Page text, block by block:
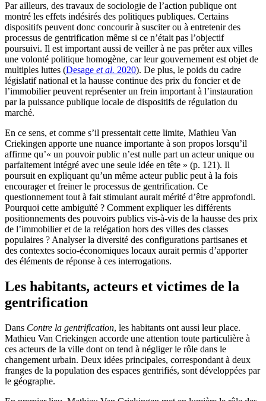
Par ailleurs, des travaux de sociologie de l’action publique ont
montré les effets indésirés des politiques publiques. Certains
dispositifs peuvent donc concourir à susciter ou à entretenir des
processus de gentrification même si ce n’était pas l’objectif
poursuivi. Il est important aussi de veiller à ne pas prêter aux villes
une volonté politique homogène, car leur gouvernement est objet de
multiples luttes (Desage et al. 2020). De plus, le poids du cadre
législatif national et la hausse continue des prix du foncier et de
l’immobilier peuvent représenter un frein important à l’instauration
par la puissance publique locale de dispositifs de régulation du
marché.
En ce sens, et comme s’il pressentait cette limite, Mathieu Van
Criekingen apporte une nuance importante à son propos lorsqu’il
affirme qu’« un pouvoir public n’est nulle part un acteur unique ou
parfaitement intégré avec une seule idée en tête » (p. 121). Il
poursuit en expliquant qu’un même acteur public peut à la fois
encourager et freiner le processus de gentrification. Ce
questionnement tout à fait stimulant aurait mérité d’être approfondi.
Pourquoi cette ambiguïté ? Comment expliquer les différents
positionnements des pouvoirs publics vis-à-vis de la hausse des prix
de l’immobilier et de la relégation hors des villes des classes
populaires ? Analyser la diversité des configurations partisanes et
des contextes socio-économiques locaux aurait permis d’apporter
des éléments de réponse à ces interrogations.
Les habitants, acteurs et victimes de la
gentrification
Dans Contre la gentrification, les habitants ont aussi leur place.
Mathieu Van Criekingen accorde une attention toute particulière à
ces acteurs de la ville dont on tend à négliger le rôle dans le
changement urbain. Deux idées principales, correspondant à deux
franges de la population des espaces gentrifiés, sont développées par
le géographe.